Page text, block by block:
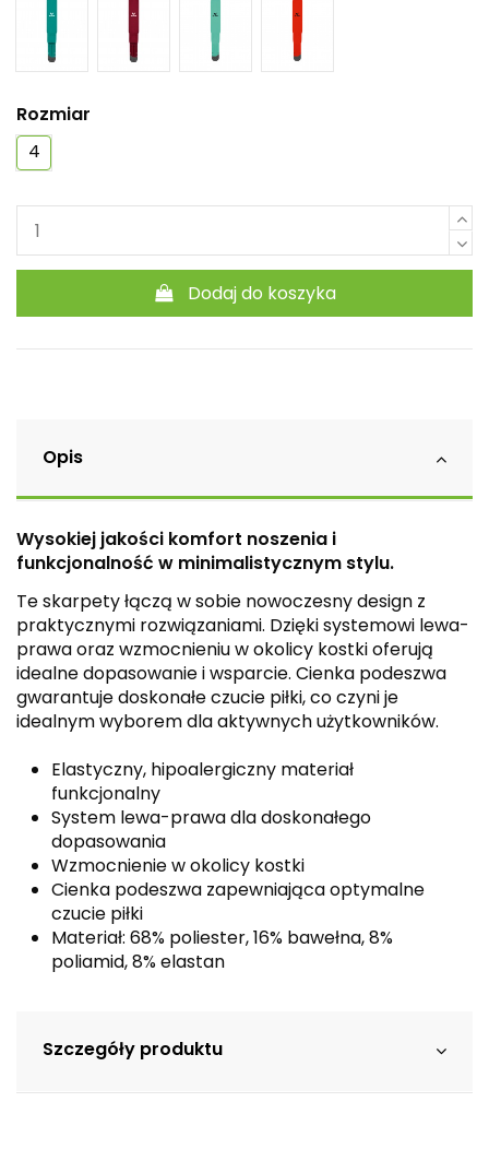
Rozmiar
4
Dodaj do koszyka
Opis
Wysokiej jakości komfort noszenia i
funkcjonalność w minimalistycznym stylu.
Te skarpety łączą w sobie nowoczesny design z
praktycznymi rozwiązaniami. Dzięki systemowi lewa-
prawa oraz wzmocnieniu w okolicy kostki oferują
idealne dopasowanie i wsparcie. Cienka podeszwa
gwarantuje doskonałe czucie piłki, co czyni je
idealnym wyborem dla aktywnych użytkowników.
Elastyczny, hipoalergiczny materiał
funkcjonalny
System lewa-prawa dla doskonałego
dopasowania
Wzmocnienie w okolicy kostki
Cienka podeszwa zapewniająca optymalne
czucie piłki
Materiał: 68% poliester, 16% bawełna, 8%
poliamid, 8% elastan
Szczegóły produktu